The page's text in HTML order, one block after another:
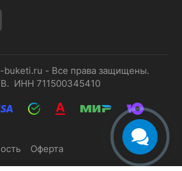
- Все права защищены.
ИНН 711500345410
Оферта